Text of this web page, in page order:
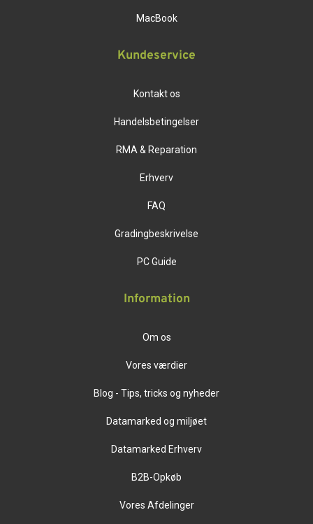
MacBook
Kundeservice
Kontakt os
Handelsbetingelser
RMA & Reparation
Erhverv
FAQ
Gradingbeskrivelse
PC Guide
Information
Om os
Vores værdier
Blog - Tips, tricks og nyheder
Datamarked og miljøet
Datamarked Erhverv
B2B-Opkøb
Vores Afdelinger